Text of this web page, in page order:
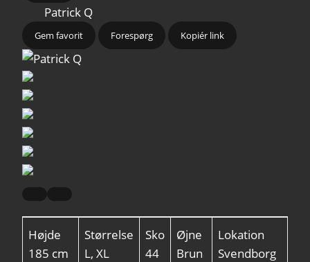
Patrick Q
Gem favorit Forespørg Kopiér link
Højde
185 cm
Størrelse
L, XL
Sko
44
Øjne
Brun
Lokation
Svendborg